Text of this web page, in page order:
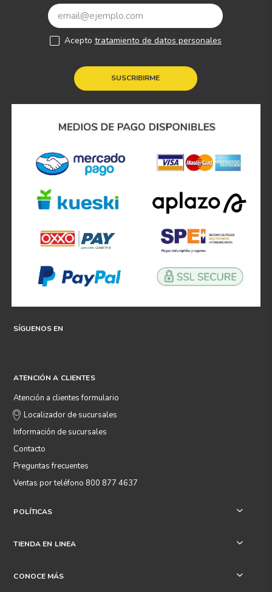
SUSCRIBIRME
Acepto tratamiento de datos personales
SÍGUENOS EN
ATENCIÓN A CLIENTES
Atención a clientes formulario
Localizador de sucursales
Información de sucursales
Contacto
Preguntas frecuentes
Ventas por teléfono 800 877 4637
POLÍTICAS +
TIENDA EN LINEA +
CONOCE MÁS +